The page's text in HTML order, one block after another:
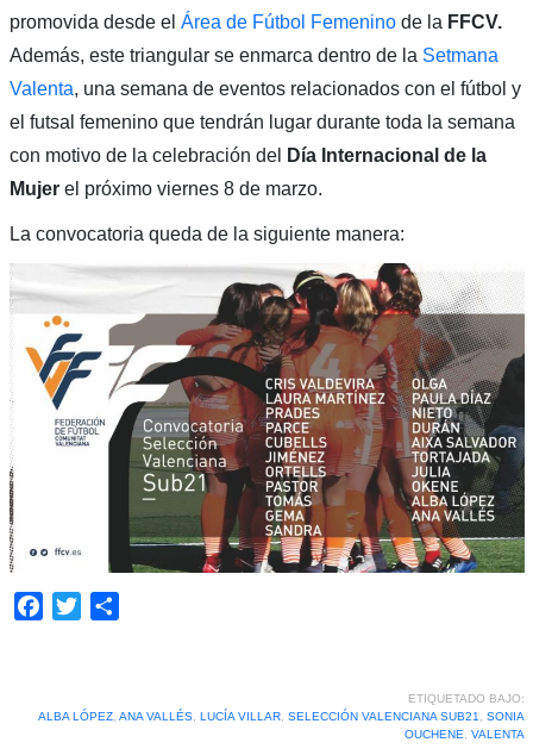
promovida desde el Área de Fútbol Femeninode la FFCV.
Además, este triangular se enmarca dentro de la Setmana
Valenta, una semana de eventos relacionados con el fútbol y
el futsal femenino que tendrán lugar durante toda la semana
con motivo de la celebración del
Día Internacional de la
Mujerel próximo viernes 8 de marzo.
La convocatoria queda de la siguiente manera:
Facebook
Twitter
ETIQUETADO BAJO:
ALBA LÓPEZ, ANA VALLÉS, LUCÍA VILLAR, SELECCIÓN VALENCIANA SUB21
SONIA
OUCHENE
VALENTA